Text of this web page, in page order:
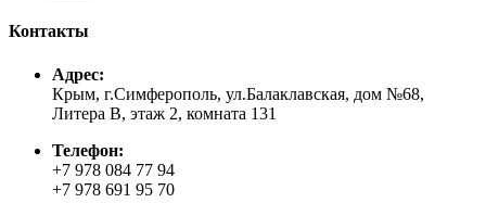
Контакты
Адрес:
Крым, г.Симферополь, ул.Балаклавская, дом №68,
Литера В, этаж 2, комната 131
Телефон:
+7 978 084 77 94
+7 978 691 95 70